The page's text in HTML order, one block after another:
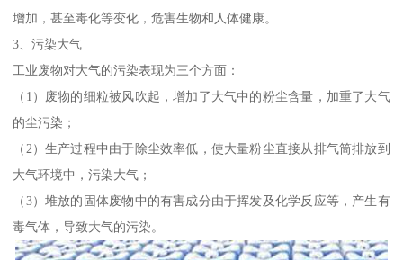
增加，甚至毒化等变化，危害生物和人体健康。
3、污染大气
工业废物对大气的污染表现为三个方面：
（1）废物的细粒被风吹起，增加了大气中的粉尘含量，加重了大气
的尘污染；
（2）生产过程中由于除尘效率低，使大量粉尘直接从排气筒排放到
大气环境中，污染大气；
（3）堆放的固体废物中的有害成分由于挥发及化学反应等，产生有
毒气体，导致大气的污染。